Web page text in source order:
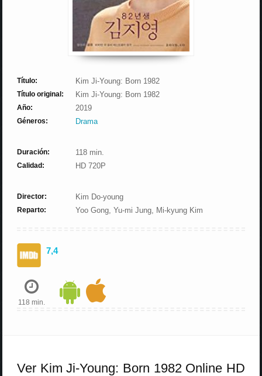
Título: Kim Ji-Young: Born 1982
Título original: Kim Ji-Young: Born 1982
Año: 2019
Géneros: Drama
Duración: 118 min.
Calidad: HD 720P
Director: Kim Do-young
Reparto: Yoo Gong, Yu-mi Jung, Mi-kyung Kim
7,4
118 min.
Ver Kim Ji-Young: Born 1982 Online HD